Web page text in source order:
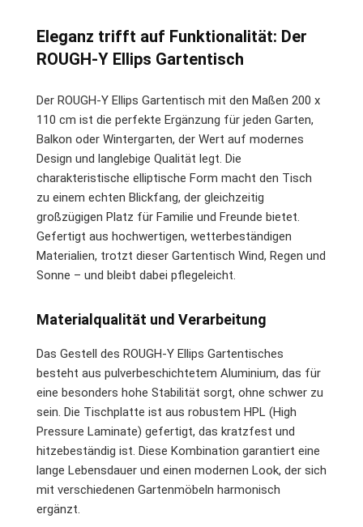
Eleganz trifft auf Funktionalität: Der
ROUGH-Y Ellips Gartentisch
Der ROUGH-Y Ellips Gartentisch mit den Maßen 200 x
110 cm ist die perfekte Ergänzung für jeden Garten,
Balkon oder Wintergarten, der Wert auf modernes
Design und langlebige Qualität legt. Die
charakteristische elliptische Form macht den Tisch
zu einem echten Blickfang, der gleichzeitig
großzügigen Platz für Familie und Freunde bietet.
Gefertigt aus hochwertigen, wetterbeständigen
Materialien, trotzt dieser Gartentisch Wind, Regen und
Sonne – und bleibt dabei pflegeleicht.
Materialqualität und Verarbeitung
Das Gestell des ROUGH-Y Ellips Gartentisches
besteht aus pulverbeschichtetem Aluminium, das für
eine besonders hohe Stabilität sorgt, ohne schwer zu
sein. Die Tischplatte ist aus robustem HPL (High
Pressure Laminate) gefertigt, das kratzfest und
hitzebeständig ist. Diese Kombination garantiert eine
lange Lebensdauer und einen modernen Look, der sich
mit verschiedenen Gartenmöbeln harmonisch
ergänzt.